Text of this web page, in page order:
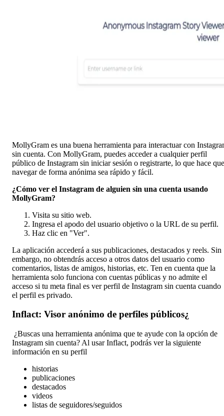
MollyGram es una buena herramienta para interactuar con
sin cuenta. Con MollyGram, puedes acceder a cualquier perfil
público de Instagram sin iniciar sesión o registrarte, lo que hace que
navegar de forma anónima sea rápido y fácil.
¿Cómo ver el Instagram de alguien sin una cuenta usando
MollyGram?
Visita su sitio web.
Ingresa el apodo del usuario objetivo o la URL de su perfil.
Haz clic en "Ver".
La aplicación accederá a sus publicaciones, destacados y reels. Sin
embargo, no obtendrás acceso a otros datos del usuario como
comentarios, listas de amigos, historias, etc. Ten en cuenta que la
herramienta solo funciona con cuentas públicas y no admite el
acceso si tu meta final es ver perfil de Instagram sin cuenta cuando
el perfil es privado.
Inflact: Visor anónimo de perfiles públicos¿
¿Buscas una herramienta anónima que te ayude con la opción de
Instagram sin cuenta? Al usar Inflact, podrás ver la siguiente
información en su perfil
historias
publicaciones
destacados
videos
listas de seguidores/seguidos